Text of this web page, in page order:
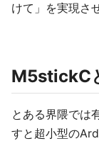
けて」を実現さ
M5stickC
とある界隈では
すと超小型の